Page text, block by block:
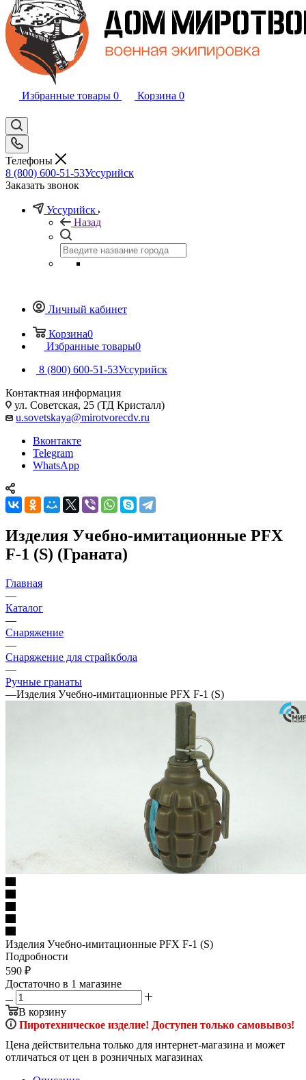
Избранные товары 0 Корзина 0
Телефоны
8 (800) 600-51-53Уссурийск
Заказать звонок
Уссурийск
Назад
Личный кабинет
Корзина0
Избранные товары0
8 (800) 600-51-53Уссурийск
Контактная информация
ул. Советская, 25 (ТД Кристалл)
u.sovetskaya@mirotvorecdv.ru
Вконтакте
Telegram
WhatsApp
Изделия Учебно-имитационные PFX
F-1 (S) (Граната)
Главная
—
Каталог
—
Снаряжение
—
Снаряжение для страйкбола
—
Ручные гранаты
—Изделия Учебно-имитационные PFX F-1 (S)
Изделия Учебно-имитационные PFX F-1 (S)
Подробности
590 ₽
Достаточно в 1 магазине
В корзину
Пиротехническое изделие! Доступен только самовывоз!
Цена действительна только для интернет-магазина и может
отличаться от цен в розничных магазинах